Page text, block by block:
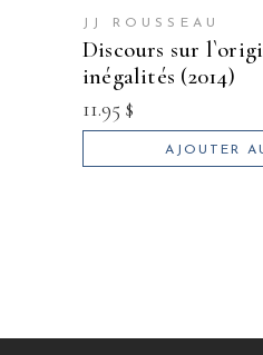
JJ ROUSSEAU
discours sur l`origine des
inégalités (2014)
11.95 $
AJOUTER